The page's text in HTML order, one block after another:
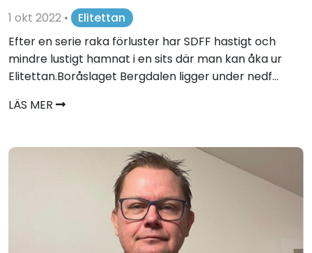
1 okt 2022 •
Elitettan
Efter en serie raka förluster har SDFF hastigt och
mindre lustigt hamnat i en sits där man kan åka ur
Elitettan.Boråslaget Bergdalen ligger under nedf...
LÄS MER